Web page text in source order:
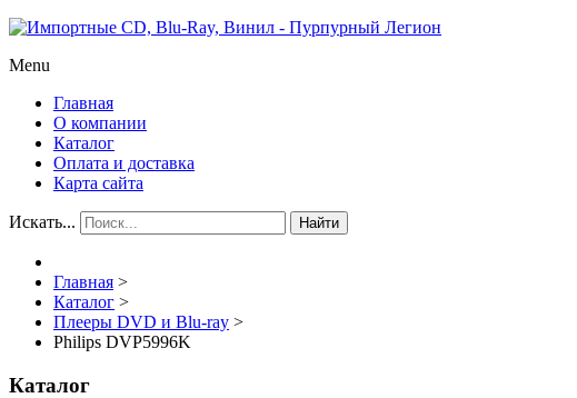
Menu
Главная
О компании
Каталог
Оплата и доставка
Карта сайта
Искать... Найти
Главная >
Каталог >
Плееры DVD и Blu-ray >
Philips DVP5996K
Каталог